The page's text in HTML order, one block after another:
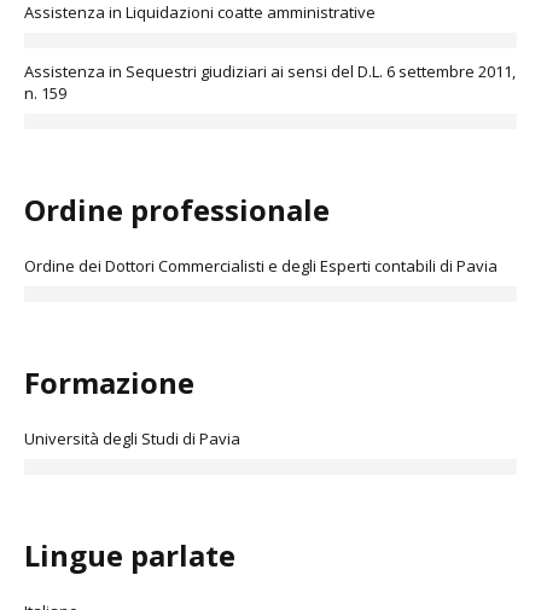
Assistenza in Liquidazioni coatte amministrative
Assistenza in Sequestri giudiziari ai sensi del D.L. 6 settembre 2011,
n. 159
Ordine professionale
Ordine dei Dottori Commercialisti e degli Esperti contabili di Pavia
Formazione
Università degli Studi di Pavia
Lingue parlate